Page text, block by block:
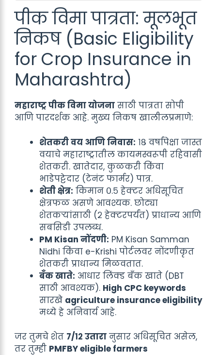
पीक विमा पात्रता: मूलभूत
निकष (Basic Eligibility
for Crop Insurance in
Maharashtra)
महाराष्ट्र पीक विमा योजना साठी पात्रता सोपी
आणि पारदर्शक आहे. मुख्य निकष खालीलप्रमाणे:
शेतकरी वय आणि निवास: १८ वर्षांपेक्षा जास्त
वयाचे महाराष्ट्रातील कायमस्वरूपी रहिवासी
शेतकरी. खातेदार, कुळकरी किंवा
भाडेपट्टेदार (टेनंट फार्मर) पात्र.
शेती क्षेत्र: किमान ०.५ हेक्टर अधिसूचित
क्षेत्रफळ असणे आवश्यक. छोट्या
शेतकऱ्यांसाठी (२ हेक्टरपर्यंत) प्राधान्य आणि
सबसिडी उपलब्ध.
PM Kisan नोंदणी: PM Kisan Samman
Nidhi किंवा e-Krishi पोर्टलवर नोंदणीकृत
शेतकरी प्राधान्य मिळवतात.
बँक खाते: आधार लिंक्ड बँक खाते (DBT
साठी आवश्यक). High CPC keywords
सारखे agriculture insurance eligibility
मध्ये हे अनिवार्य आहे.
जर तुमचे शेत ७/१२ उतारा नुसार अधिसूचित असेल,
तर तुम्ही PMFBY eligible farmers